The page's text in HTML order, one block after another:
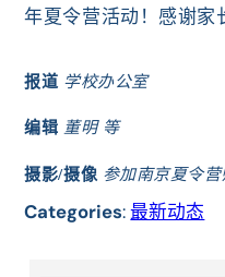
年夏令营活动！感谢家
报道 学校办公室
编辑 董明 等
摄影/摄像 参加南京夏令营
Categories:最新动态